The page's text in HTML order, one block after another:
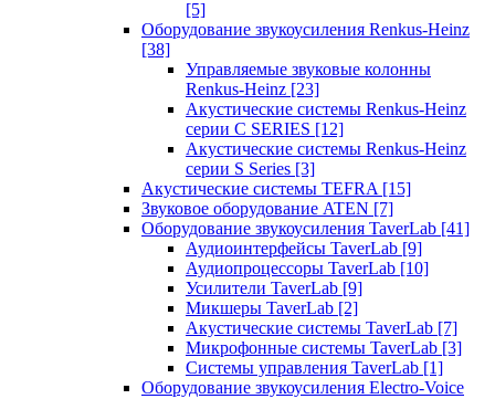
[5]
Оборудование звукоусиления Renkus-Heinz
[38]
Управляемые звуковые колонны
Renkus-Heinz [23]
Акустические системы Renkus-Heinz
серии C SERIES [12]
Акустические системы Renkus-Heinz
серии S Series [3]
Акустические системы TEFRA [15]
Звуковое оборудование ATEN [7]
Оборудование звукоусиления TaverLab [41]
Аудиоинтерфейсы TaverLab [9]
Аудиопроцессоры TaverLab [10]
Усилители TaverLab [9]
Микшеры TaverLab [2]
Акустические системы TaverLab [7]
Микрофонные системы TaverLab [3]
Системы управления TaverLab [1]
Оборудование звукоусиления Electro-Voice